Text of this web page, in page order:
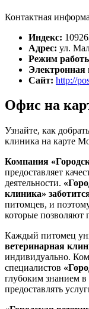
Контактная
Индекс:
Адрес: ул.
Режим
Электронная
Сайт: http://
Офис на
Узнайте, как
клиника на карте
Компания
предоставляет
деятельности.
клиника»
питомцев, и
которые позволяют
Каждый питомец
ветеринарная
индивидуально.
специалистов
глубоким знанием в
предоставлять